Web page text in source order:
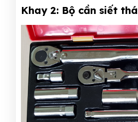
Khay 2: Bộ cần siết